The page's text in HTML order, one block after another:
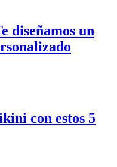
diseñamos un
con estos 5